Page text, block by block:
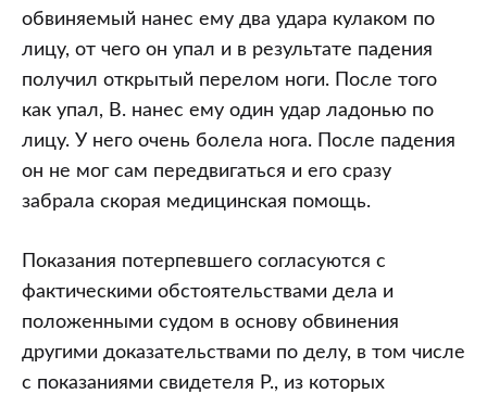
обвиняемый нанес ему два удара кулаком по
лицу, от чего он упал и в результате падения
получил открытый перелом ноги. После того
как упал, В. нанес ему один удар ладонью по
лицу. У него очень болела нога. После падения
он не мог сам передвигаться и его сразу
забрала скорая медицинская помощь.
Показания потерпевшего согласуются с
фактическими обстоятельствами дела и
положенными судом в основу обвинения
другими доказательствами по делу, в том числе
с показаниями свидетеля Р., из которых